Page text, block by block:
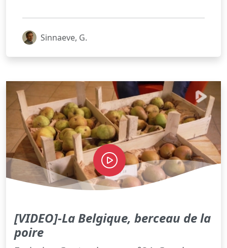
Sinnaeve, G.
[VIDEO]-La Belgique, berceau de la
poire